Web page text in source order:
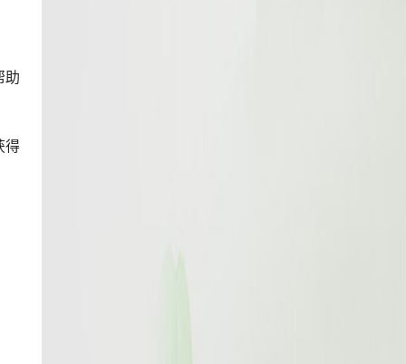
助
得